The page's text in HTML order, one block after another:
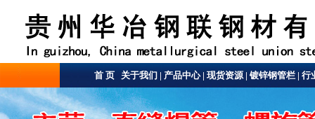
首 页 关于我们 | 产品中心| 现货资源| 镀锌钢管栏 | 行